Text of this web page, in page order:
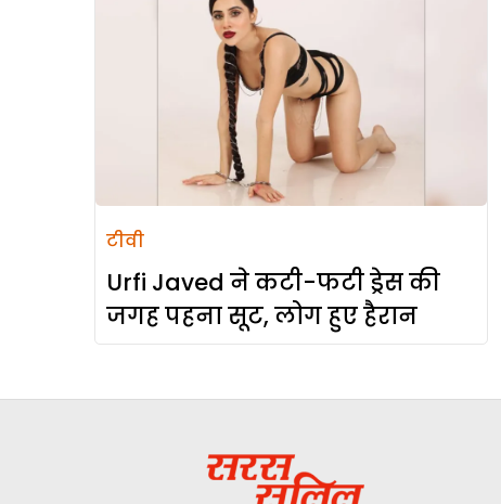
टीवी
Urfi Javed ने कटी-फटी ड्रेस की
जगह पहना सूट, लोग हुए हैरान